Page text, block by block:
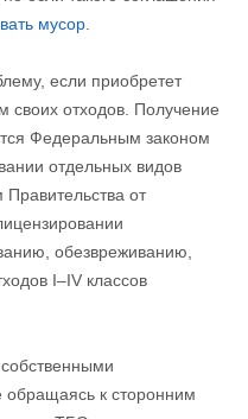
мусор.
если приобретет
своих отходов. Получение
Федеральным законом
отдельных видов
от
обезвреживанию,
I–IV классов
обращаясь к сторонним